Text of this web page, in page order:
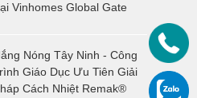
Vinhomes Global Gate
Nóng Tây Ninh - Công
Giáo Dục Ưu Tiên Giải
Cách Nhiệt Remak®